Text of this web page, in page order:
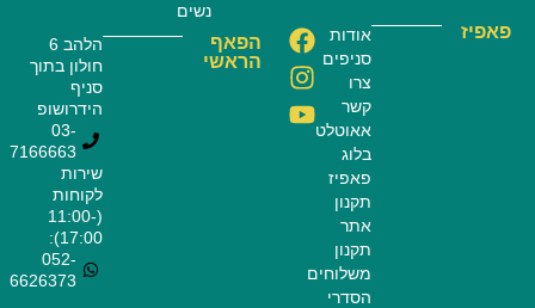
נשים
פאפיז
אודות
סניפים
צרו
קשר
אאוטלט
בלוג
פאפיז
תקנון
אתר
תקנון
משלוחים
הסדרי
הפאף
הראשי
הלהב 6
חולון בתוך
סניף
הידרושופ
03-
7166663
שירות
לקוחות
(11:00-
17:00):
052-
6626373